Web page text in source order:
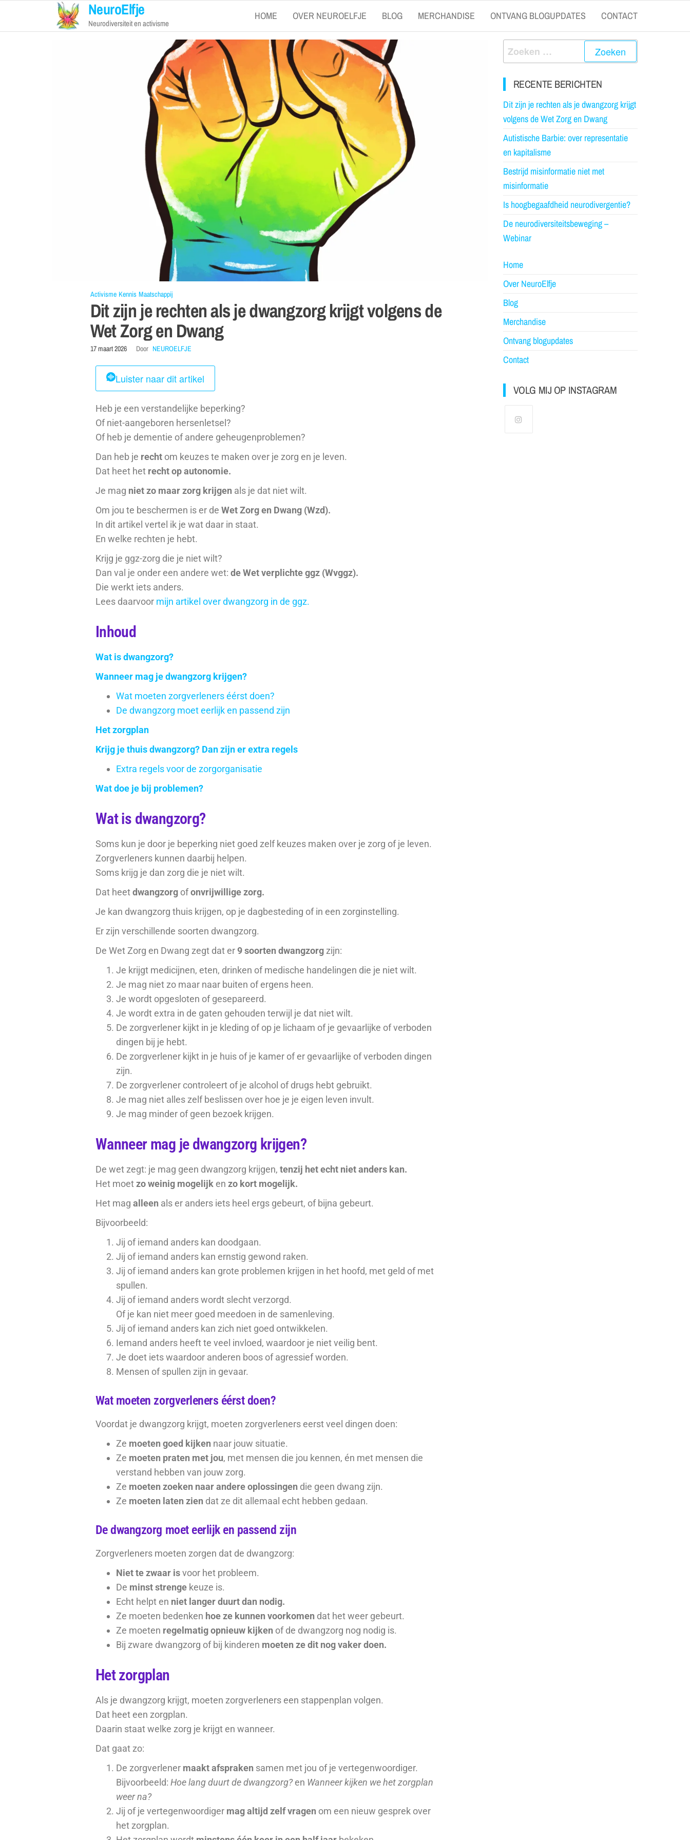
NeuroElfje
Neurodiversiteit en activisme
HOME OVER NEUROELFJE BLOG MERCHANDISE ONTVANG BLOGUPDATES CONTACT
Activisme Kennis Maatschappij
Dit zijn je rechten als je dwangzorg krijgt volgens de
Wet Zorg en Dwang
17 maart 2026 Door NEUROELFJE
Luister naar dit artikel
Heb je een verstandelijke beperking?
Of niet-aangeboren hersenletsel?
Of heb je dementie of andere geheugenproblemen?
Dan heb je rechtom keuzes te maken over je zorg en je leven.
Dat heet het recht op autonomie.
Je mag niet zo maar zorg krijgen als je dat niet wilt.
Om jou te beschermen is er de Wet Zorg en Dwang (Wzd).
In dit artikel vertel ik je wat daar in staat.
En welke rechten je hebt.
Krijg je ggz-zorg die je niet wilt?
Dan val je onder een andere wet: de Wet verplichte ggz (Wvggz).
Die werkt iets anders.
Lees daarvoor mijn artikel over dwangzorg in de ggz.
Inhoud
Wat is dwangzorg?
Wanneer mag je dwangzorg krijgen?
Wat moeten zorgverleners éérst doen?
De dwangzorg moet eerlijk en passend zijn
Het zorgplan
Krijg je thuis dwangzorg? Dan zijn er extra regels
Extra regels voor de zorgorganisatie
Wat doe je bij problemen?
Wat is dwangzorg?
Soms kun je door je beperking niet goed zelf keuzes maken over je zorg of je leven.
Zorgverleners kunnen daarbij helpen.
Soms krijg je dan zorg die je niet wilt.
Dat heetdwangzorgofonvrijwillige zorg.
Je kan dwangzorg thuis krijgen, op je dagbesteding of in een zorginstelling.
Er zijn verschillende soorten dwangzorg.
De Wet Zorg en Dwang zegt dat er9 soorten dwangzorgzijn:
Je krijgt medicijnen, eten, drinken of medische handelingen die je niet wilt.
Je mag niet zo maar naar buiten of ergens heen.
Je wordt opgesloten of gesepareerd.
Je wordt extra in de gaten gehouden terwijl je dat niet wilt.
De zorgverlener kijkt in je kleding of op je lichaam of je gevaarlijke of verboden
dingen bij je hebt.
De zorgverlener kijkt in je huis of je kamer of er gevaarlijke of verboden dingen
zijn.
De zorgverlener controleert of je alcohol of drugs hebt gebruikt.
Je mag niet alles zelf beslissen over hoe je je eigen leven invult.
Je mag minder of geen bezoek krijgen.
Wanneer mag je dwangzorg krijgen?
De wet zegt: je mag geen dwangzorg krijgen, tenzij het echt niet anders kan.
Het moetzo weinig mogelijk en zo kort mogelijk.
Het mag alleen als er anders iets heel ergs gebeurt, of bijna gebeurt.
Bijvoorbeeld:
Jij of iemand anders kan doodgaan.
Jij of iemand anders kan ernstig gewond raken.
Jij of iemand anders kan grote problemen krijgen in het hoofd, met geld of met
spullen.
Jij of iemand anders wordt slecht verzorgd.
Of je kan niet meer goed meedoen in de samenleving.
Jij of iemand anders kan zich niet goed ontwikkelen.
Iemand anders heeft te veel invloed, waardoor je niet veilig bent.
Je doet iets waardoor anderen boos of agressief worden.
Mensen of spullen zijn in gevaar.
Wat moeten zorgverleners éérst doen?
Voordat je dwangzorg krijgt, moeten zorgverleners eerst veel dingen doen:
Ze moeten goed kijken naar jouw situatie.
Ze moeten praten met jou, met mensen die jou kennen, én met mensen die
verstand hebben van jouw zorg.
Ze moeten zoeken naar andere oplossingen die geen dwang zijn.
Ze moeten laten zien dat ze dit allemaal echt hebben gedaan.
De dwangzorg moet eerlijk en passend zijn
Zorgverleners moeten zorgen dat de dwangzorg:
Niet te zwaar isvoor het probleem.
De minst strengekeuze is.
Echt helpt en niet langer duurt dan nodig.
Ze moeten bedenken hoe ze kunnen voorkomen dat het weer gebeurt.
Ze moeten regelmatig opnieuw kijken of de dwangzorg nog nodig is.
Bij zware dwangzorg of bij kinderen moeten ze dit nog vaker doen.
Het zorgplan
Als je dwangzorg krijgt, moeten zorgverleners een stappenplan volgen.
Dat heet een zorgplan.
Daarin staat welke zorg je krijgt en wanneer.
Dat gaat zo:
De zorgverlener maakt afspraken samen met jou of je vertegenwoordiger.
Bijvoorbeeld: Hoe lang duurt de dwangzorg?en Wanneer kijken we het zorgplan
weer na?
Jij of je vertegenwoordiger mag altijd zelf vragen om een nieuw gesprek over
het zorgplan.
RECENTE BERICHTEN
Dit zijn je rechten als je dwangzorg krijgt
volgens de Wet Zorg en Dwang
Autistische Barbie: over representatie
en kapitalisme
Bestrijd misinformatie niet met
misinformatie
Is hoogbegaafdheid neurodivergentie?
De neurodiversiteitsbeweging –
Webinar
Home
Over NeuroElfje
Blog
Merchandise
Ontvang blogupdates
Contact
VOLG MIJ OP INSTAGRAM